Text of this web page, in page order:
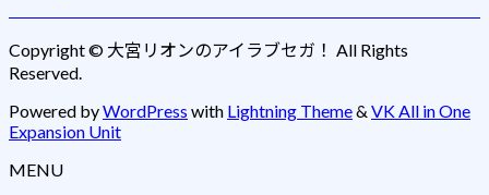
Copyright © 大宮リオンのアイラブセガ！ All Rights
Reserved.
Powered byWordPress with Lightning Theme& VK All in One
Expansion Unit
MENU